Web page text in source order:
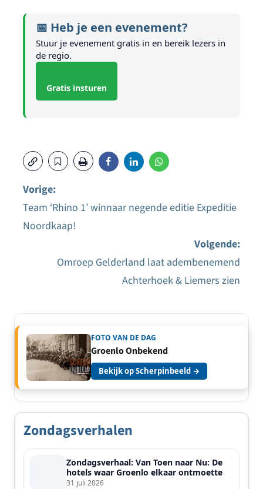
📅 Heb je een evenement?
Stuur je evenement gratis in en bereik lezers in
de regio.
Gratis insturen
Bericht
Vorige:
Team ‘Rhino 1’ winnaar negende editie Expeditie
Noordkaap!
Volgende:
Omroep Gelderland laat adembenemend
Achterhoek & Liemers zien
FOTO VAN DE DAG
Groenlo Onbekend
Bekijk op Scherpinbeeld →
Zondagsverhalen
Zondagsverhaal: Van Toen naar Nu: De
hotels waar Groenlo elkaar ontmoette
31 juli 2026